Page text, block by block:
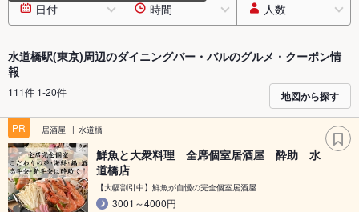
日付 時間 人数
水道橋駅(東京)周辺のダイニングバー・バルのグルメ・クーポン情
報
111件 1-20件 地図から探す
PR 居酒屋 水道橋
鮮魚と大衆料理 全席個室居酒屋 酔助 水
道橋店
【大幅割引中】鮮魚が自慢の完全個室居酒屋
3001～4000円